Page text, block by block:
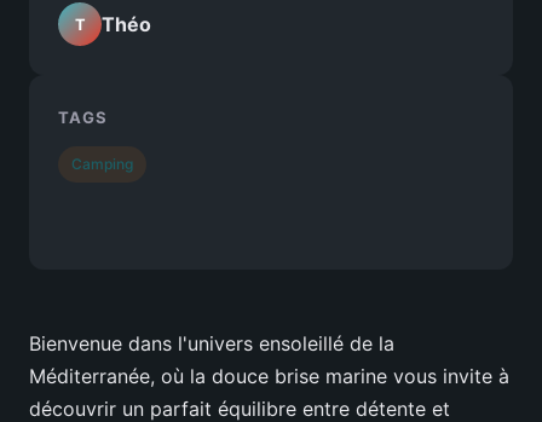
Bienvenue dans l'univers ensoleillé de la
Méditerranée, où la douce brise marine vous invite à
découvrir un parfait équilibre entre détente et
T Théo
TAGS
Camping